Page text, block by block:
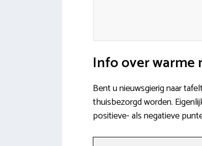
Info over
Bent u nieuwsgierig naar
thuisbezorgd worden.
positieve- als negatieve